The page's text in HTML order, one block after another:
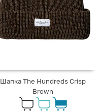
Шапка The Hundreds Crisp
Brown